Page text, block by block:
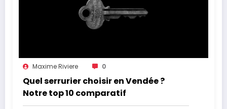
Maxime Riviere 0
Quel serrurier choisir en Vendée ?
Notre top 10 comparatif